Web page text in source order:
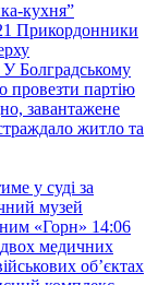
кухня”
Прикордонники
У Болградському
провезти партію
завантажене
житло та
у суді за
музей
«Горн» 14:06
медичних
обʼєктах